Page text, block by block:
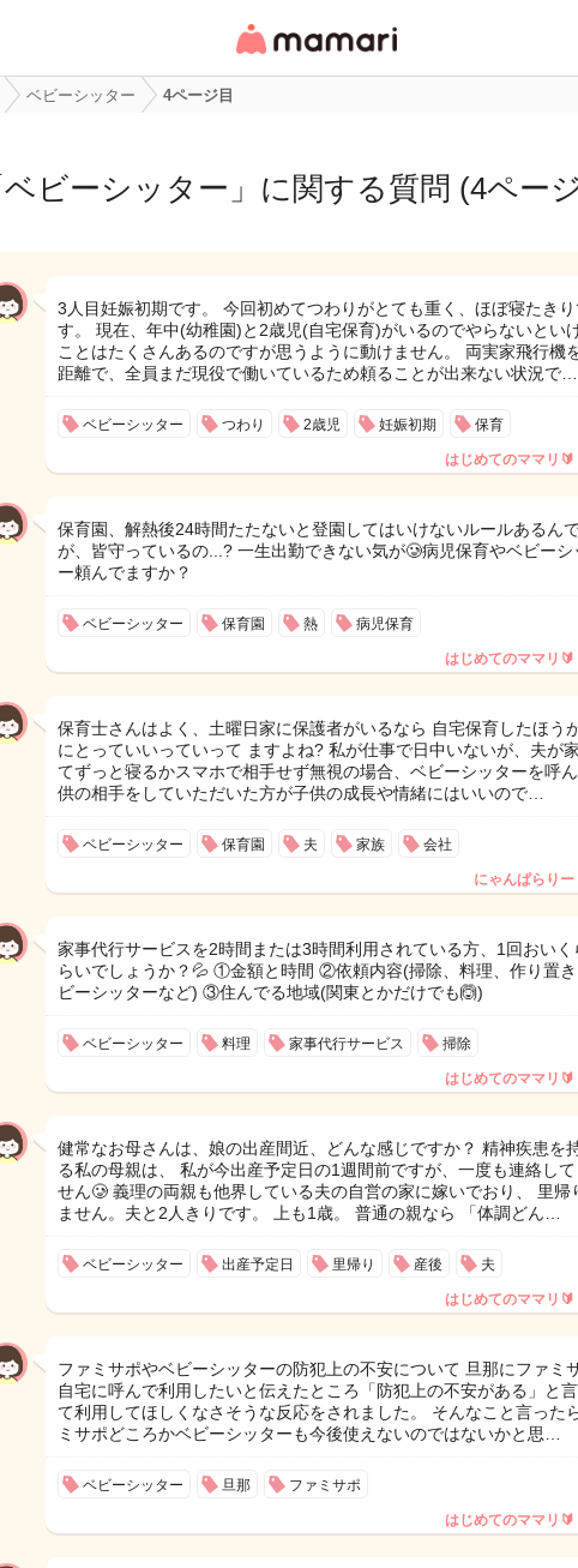
リ・情報サイト
ベビーシッター 4ページ目
ベビーシッター 」に関する質問 (4ペー
3人目妊娠初期です。 今回初めてつわりがとても重く、ほぼ寝たき
す。 現在、年中(幼稚園)と2歳児(自宅保育)がいるのでやらないとい
ことはたくさんあるのですが思うように動けません。 両実家飛行機
距離で、全員まだ現役で働いているため頼ることが出来ない状況で…
ベビーシッター つわり 2歳児 妊娠初期 保育
はじめてのママリ🔰
保育園、解熱後24時間たたないと登園してはいけないルールあるん
が、皆守っているの...? 一生出勤できない気が🥲病児保育やベビーシ
ー頼んでますか？
ベビーシッター 保育園 熱 病児保育
はじめてのママリ🔰
保育士さんはよく、土曜日家に保護者がいるなら 自宅保育したほう
にとっていいっていって ますよね? 私が仕事で日中いないが、夫が
てずっと寝るかスマホで相手せず無視の場合、ベビーシッターを呼
供の相手をしていただいた方が子供の成長や情緒にはいいので…
ベビーシッター 保育園 夫 家族 会社
にゃんぱらりー
家事代行サービスを2時間または3時間利用されている方、1回おいく
らいでしょうか？💦 ①金額と時間 ②依頼内容(掃除、料理、作り置
ビーシッターなど) ③住んでる地域(関東とかだけでも🙆)
ベビーシッター 料理 家事代行サービス 掃除
はじめてのママリ🔰
健常なお母さんは、娘の出産間近、どんな感じですか？ 精神疾患を
る私の母親は、 私が今出産予定日の1週間前ですが、一度も連絡して
せん🥲 義理の両親も他界している夫の自営の家に嫁いでおり、 里帰
ません。夫と2人きりです。 上も1歳。 普通の親なら 「体調どん…
ベビーシッター 出産予定日 里帰り 産後 夫
はじめてのママリ🔰
ファミサポやベビーシッターの防犯上の不安について 旦那にファミ
自宅に呼んで利用したいと伝えたところ「防犯上の不安がある」と
て利用してほしくなさそうな反応をされました。 そんなこと言った
ミサポどころかベビーシッターも今後使えないのではないかと思…
ベビーシッター 旦那 ファミサポ
はじめてのママリ🔰